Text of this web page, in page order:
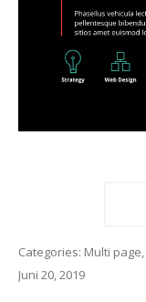
Categories: Multi page,
Juni 20, 2019